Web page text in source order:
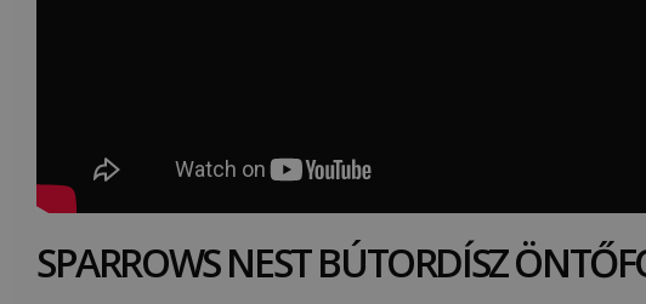
SPARROWS NEST BÚTORDÍSZ